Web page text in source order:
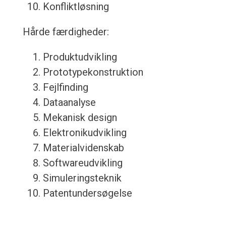
Konfliktløsning
Hårde færdigheder:
Produktudvikling
Prototypekonstruktion
Fejlfinding
Dataanalyse
Mekanisk design
Elektronikudvikling
Materialvidenskab
Softwareudvikling
Simuleringsteknik
Patentundersøgelse